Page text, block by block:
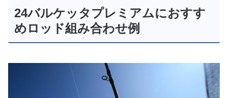
24バルケッタプレミアムにおすす
めロッド組み合わせ例